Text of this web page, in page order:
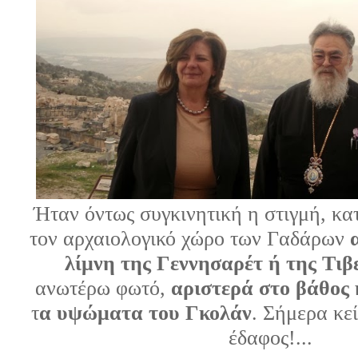
Ήταν όντως συγκινητική η στιγμή,
τον αρχαιολογικό χώρο των Γαδάρων
λίμνη της Γεννησαρέτ ή της
ανωτέρω φωτό, αριστερά στο βάθος
τα υψώματα του Γκολάν. Σήμερα
έδαφος!...